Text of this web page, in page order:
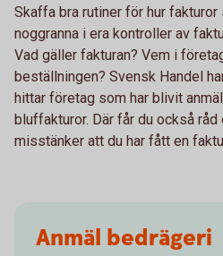
Skaffa bra rutiner för hur fakturor
noggranna i era kontroller av
Vad gäller fakturan? Vem i
beställningen? Svensk Handel
hittar företag som har blivit
bluffakturor. Där får du också råd
misstänker att du har fått en
Anmäl bedrägeri